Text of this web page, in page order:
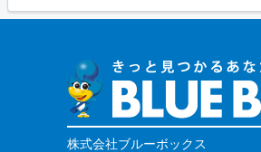
株式会社ブルーボックス